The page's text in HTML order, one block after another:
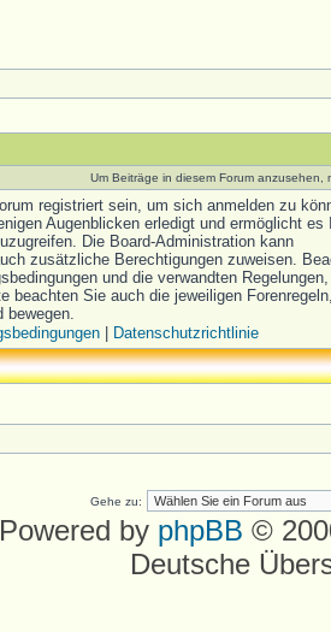
Um Beiträge in diesem Forum
registriert sein, um sich anmelden zu
Augenblicken erledigt und ermöglicht es
Die Board-Administration kann
zusätzliche Berechtigungen zuweisen.
und die verwandten
beachten Sie auch die jeweiligen
bewegen.
| Datenschutzrichtlinie
Gehe zu:
Powered by phpBB ©
Deutsche